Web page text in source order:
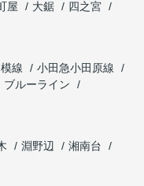
屋 大鋸
四之宮
線
小田急小田原線
ブルーライン
淵野辺
湘南台